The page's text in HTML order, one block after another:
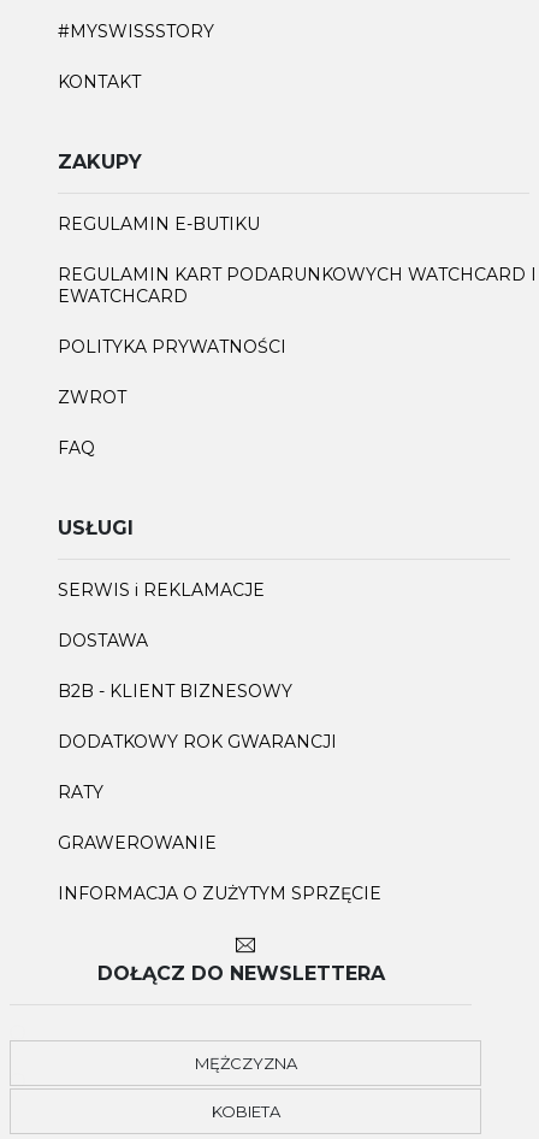
#MYSWISSSTORY
KONTAKT
ZAKUPY
REGULAMIN E-BUTIKU
REGULAMIN KART PODARUNKOWYCH WATCHCARD I
EWATCHCARD
POLITYKA PRYWATNOŚCI
ZWROT
FAQ
USŁUGI
SERWIS i REKLAMACJE
DOSTAWA
B2B - KLIENT BIZNESOWY
DODATKOWY ROK GWARANCJI
RATY
GRAWEROWANIE
INFORMACJA O ZUŻYTYM SPRZĘCIE
DOŁĄCZ DO NEWSLETTERA
MĘŻCZYZNA
KOBIETA